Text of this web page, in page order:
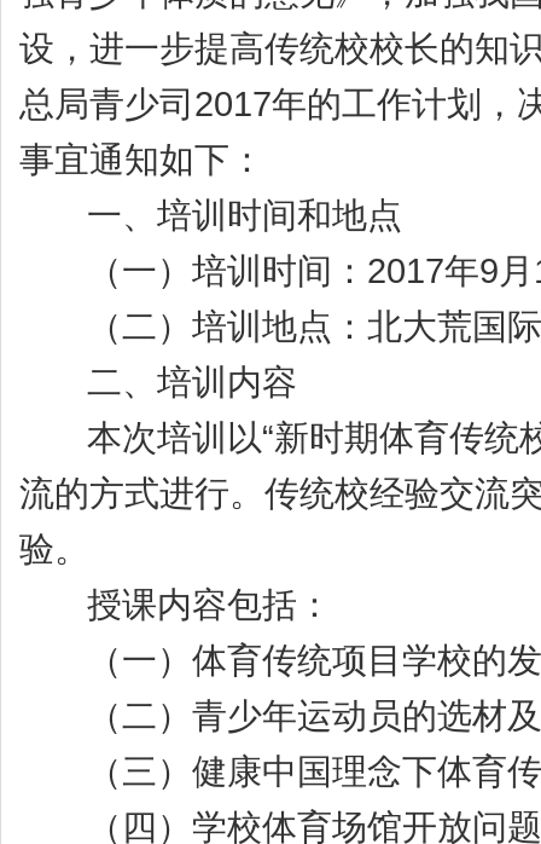
设，进一步提高传统校校长的知
总局青少司2017年的工作计划，
事宜通知如下：
一、培训时间和地点
（一）培训时间：2017年9月
（二）培训地点：北大荒国际
二、培训内容
本次培训以“新时期体育传统
流的方式进行。传统校经验交流
验。
授课内容包括：
（一）体育传统项目学校的发
（二）青少年运动员的选材
（三）健康中国理念下体育传
（四）学校体育场馆开放问